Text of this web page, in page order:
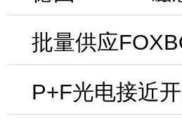
批量供应
P+F光电接近